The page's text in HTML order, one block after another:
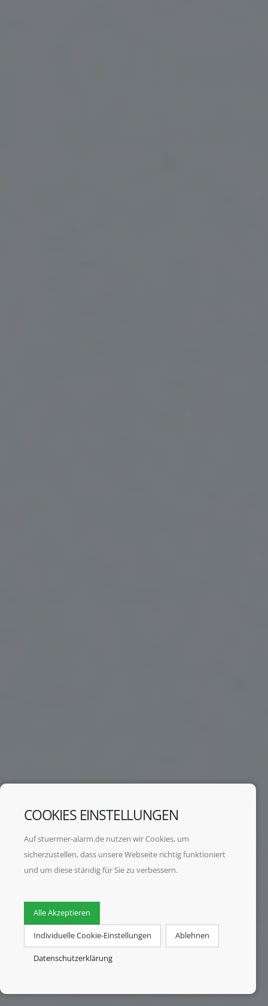
COOKIES EINSTELLUNGEN
Auf stuermer-alarm.de nutzen wir Cookies, um
sicherzustellen, dass unsere Webseite richtig funktioniert
und um diese ständig für Sie zu verbessern.
Alle Akzeptieren
Individuelle Cookie-Einstellungen Ablehnen
Datenschutzerklärung